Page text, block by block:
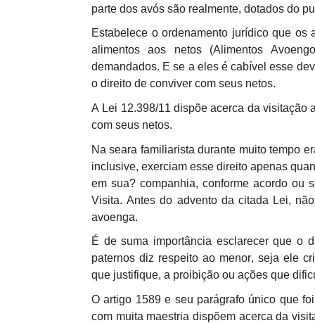
parte dos avós são realmente, dotados do
Estabelece o ordenamento jurídico que os
alimentos aos netos (Alimentos
demandados. E se a eles é cabível esse
o direito de conviver com seus netos.
A Lei 12.398/11 dispõe acerca da visitação
com seus netos.
Na seara familiarista durante muito tempo
inclusive, exerciam esse direito apenas
em sua? companhia, conforme acordo ou
Visita. Antes do advento da citada Lei,
avoenga.
É de suma importância esclarecer que o
paternos diz respeito ao menor, seja ele
que justifique, a proibição ou ações que
O artigo 1589 e seu parágrafo único que
com muita maestria dispõem acerca da